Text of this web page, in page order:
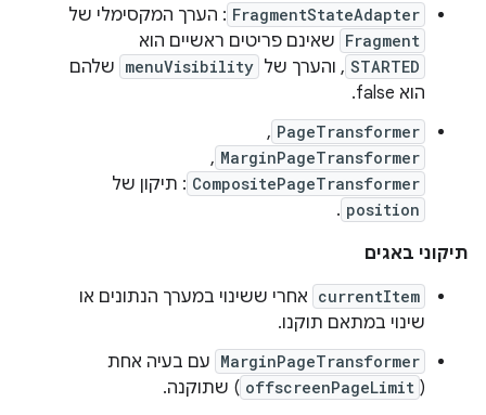
FragmentStateAdapter : הערך המקסימלי של
Fragment שאינם פריטים ראשיים הוא
STARTED , והערך של menuVisibility שלהם
הוא false.
PageTransformer
,
MarginPageTransformer
,
CompositePageTransformer : תיקון של
position
.
תיקוני באגים
currentItem אחרי ששינוי במערך הנתונים או
שינוי במתאם תוקנו.
MarginPageTransformer עם בעיה אחת
(
offscreenPageLimit ) שתוקנה.